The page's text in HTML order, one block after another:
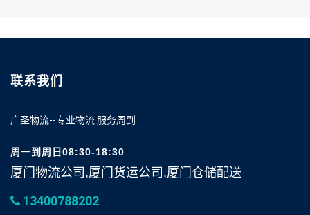
联系我们
广圣物流--专业物流 服务周到
周一到周日08:30-18:30
厦门物流公司,厦门货运公司,厦门仓储配送
13400788202